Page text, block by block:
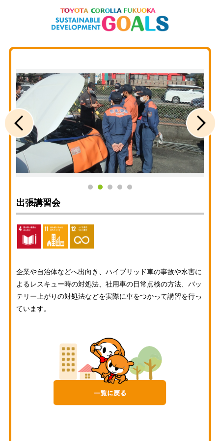
出張講習会
企業や自治体などへ出向き、ハイブリッド車の事故や水害に
よるレスキュー時の対処法、社用車の日常点検の方法、バッ
テリー上がりの対処法などを実際に車をつかって講習を行っ
ています。